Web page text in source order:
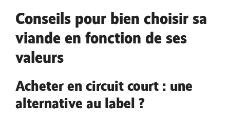
Conseils pour bien choisir sa
viande en fonction de ses
valeurs
Acheter en circuit court : une
alternative au label ?